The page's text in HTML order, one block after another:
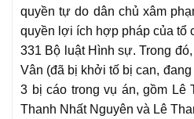
quyền tự do dân chủ xâm
quyền lợi ích hợp pháp của tổ
331 Bộ luật Hình sự. Trong
Vân (đã bị khởi tố bị can,
3 bị cáo trong vụ án, gồm Lê
Thanh Nhất Nguyên và Lê